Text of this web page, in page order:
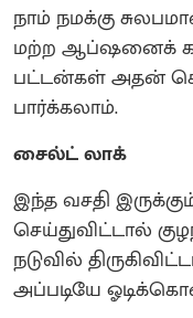
நாம் நமக்கு
மற்ற ஆப்ஷனைக்
பட்டன்கள் அதன்
பார்க்கலாம்.
சைல்ட் லாக்
இந்த வசதி
செய்துவிட்டால்
நடுவில்
அப்படியே